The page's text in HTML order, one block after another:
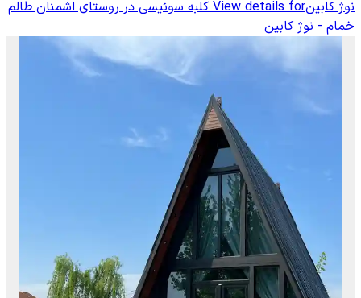
نوژ کابینView details for کلبه سوئیسی در روستای اشمنان طالم
خمام - نوژ کابین